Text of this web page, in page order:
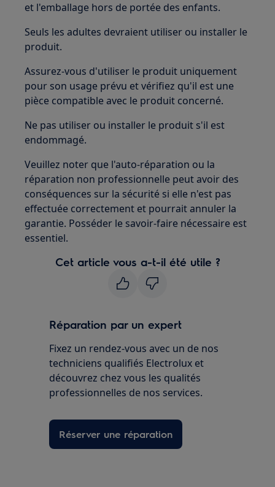
et l'emballage hors de portée des enfants.
Seuls les adultes devraient utiliser ou installer le
produit.
Assurez-vous d'utiliser le produit uniquement
pour son usage prévu et vérifiez qu'il est une
pièce compatible avec le produit concerné.
Ne pas utiliser ou installer le produit s'il est
endommagé.
Veuillez noter que l'auto-réparation ou la
réparation non professionnelle peut avoir des
conséquences sur la sécurité si elle n'est pas
effectuée correctement et pourrait annuler la
garantie. Posséder le savoir-faire nécessaire est
essentiel.
Cet article vous a-t-il été utile ?
Réparation par un expert
Fixez un rendez-vous avec un de nos
techniciens qualifiés Electrolux et
découvrez chez vous les qualités
professionnelles de nos services.
Réserver une réparation